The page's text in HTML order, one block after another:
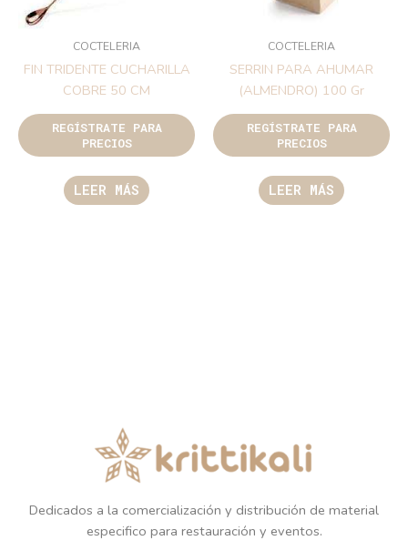
COCTELERIA
FIN TRIDENTE CUCHARILLA
COBRE 50 CM
REGÍSTRATE PARA
PRECIOS
LEER MÁS
COCTELERIA
SERRIN PARA AHUMAR
(ALMENDRO) 100 Gr
REGÍSTRATE PARA
PRECIOS
LEER MÁS
Dedicados a la comercialización y distribución de material
especifico para restauración y eventos.